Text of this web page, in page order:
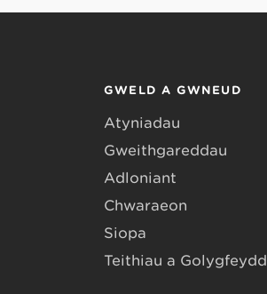
GWELD A GWNEUD
Atyniadau
Gweithgareddau
Adloniant
Chwaraeon
Siopa
Teithiau a Golygfeydd